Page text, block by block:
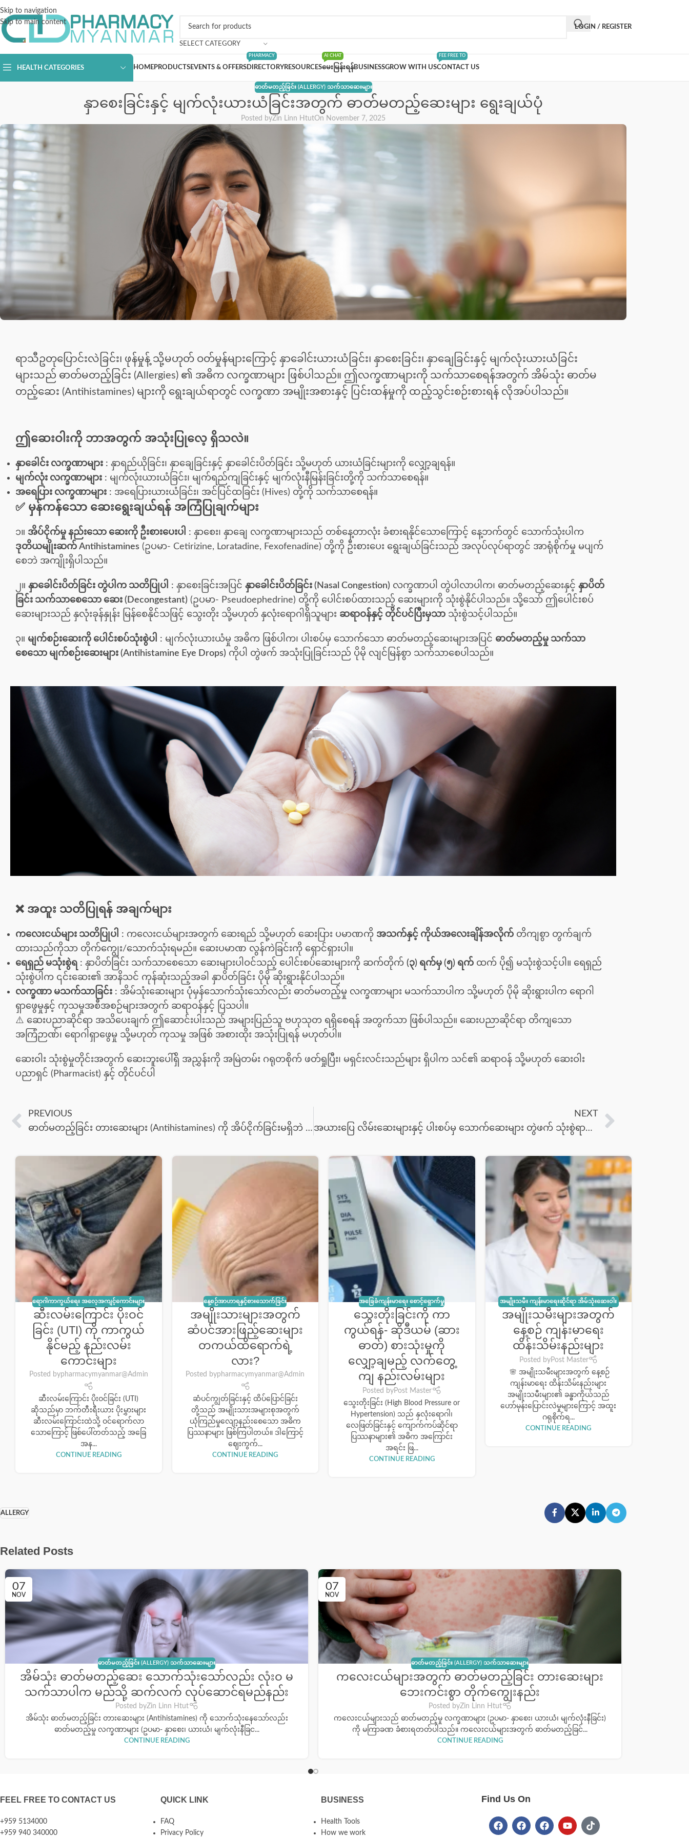
Skip to navigation
Skip to main content
SELECT CATEGORY
LOGIN / REGISTER
HEALTH CATEGORIES HOMEPRODUCTSEVENTS & OFFERSDIRECTORY
PHARMACY
RESOURCESမေးမြန်းရန်
AI CHAT
BUSINESSGROW WITH USCONTACT US
FEE FREE TO
ဓာတ်မတည့်ခြင်း (ALLERGY) သက်သာဆေးများ
နှာစေးခြင်းနှင့် မျက်လုံးယားယံခြင်းအတွက် ဓာတ်မတည့်ဆေးများ ရွေးချယ်ပုံ
Posted byZin Linn HtutOn November 7, 2025
ရာသီဥတုပြောင်းလဲခြင်း၊ ဖုန်မှုန့် သို့မဟုတ် ဝတ်မှုန်များကြောင့် နှာခေါင်းယားယံခြင်း၊ နှာစေးခြင်း၊ နှာချေခြင်းနှင့် မျက်လုံးယားယံခြင်း
များသည် ဓာတ်မတည့်ခြင်း (Allergies) ၏ အဓိက လက္ခဏာများ ဖြစ်ပါသည်။ ဤလက္ခဏာများကို သက်သာစေရန်အတွက် အိမ်သုံး ဓာတ်မ
တည့်ဆေး (Antihistamines) များကို ရွေးချယ်ရာတွင် လက္ခဏာ အမျိုးအစားနှင့် ပြင်းထန်မှုကို ထည့်သွင်းစဉ်းစားရန် လိုအပ်ပါသည်။
ဤဆေးဝါးကို ဘာအတွက် အသုံးပြုလေ့ ရှိသလဲ။
နှာခေါင်း လက္ခဏာများ : နှာရည်ယိုခြင်း၊ နှာချေခြင်းနှင့် နှာခေါင်းပိတ်ခြင်း သို့မဟုတ် ယားယံခြင်းများကို လျှော့ချရန်။
မျက်လုံး လက္ခဏာများ : မျက်လုံးယားယံခြင်း၊ မျက်ရည်ကျခြင်းနှင့် မျက်လုံးနီမြန်းခြင်းတို့ကို သက်သာစေရန်။
အရေပြား လက္ခဏာများ : အရေပြားယားယံခြင်း၊ အင်ပြင်ထခြင်း (Hives) တို့ကို သက်သာစေရန်။
✅ မှန်ကန်သော ဆေးရွေးချယ်ရန် အကြံပြုချက်များ
၁။ အိပ်ငိုက်မှု နည်းသော ဆေးကို ဦးစားပေးပါ : နှာစေး၊ နှာချေ လက္ခဏာများသည် တစ်နေ့တာလုံး ခံစားရနိုင်သောကြောင့် နေ့ဘက်တွင် သောက်သုံးပါက
ဒုတိယမျိုးဆက် Antihistamines (ဥပမာ- Cetirizine, Loratadine, Fexofenadine) တို့ကို ဦးစားပေး ရွေးချယ်ခြင်းသည် အလုပ်လုပ်ရာတွင် အာရုံစိုက်မှု မပျက်
စေဘဲ အကျိုးရှိပါသည်။
၂။ နှာခေါင်းပိတ်ခြင်း တွဲပါက သတိပြုပါ : နှာစေးခြင်းအပြင် နှာခေါင်းပိတ်ခြင်း (Nasal Congestion) လက္ခဏာပါ တွဲပါလာပါက၊ ဓာတ်မတည့်ဆေးနှင့် နှာပိတ်
ခြင်း သက်သာစေသော ဆေး (Decongestant) (ဥပမာ- Pseudoephedrine) တို့ကို ပေါင်းစပ်ထားသည့် ဆေးများကို သုံးစွဲနိုင်ပါသည်။ သို့သော် ဤပေါင်းစပ်
ဆေးများသည် နှလုံးခုန်နှုန်း မြန်စေနိုင်သဖြင့် သွေးတိုး သို့မဟုတ် နှလုံးရောဂါရှိသူများ ဆရာဝန်နှင့် တိုင်ပင်ပြီးမှသာ သုံးစွဲသင့်ပါသည်။
၃။ မျက်စဉ်းဆေးကို ပေါင်းစပ်သုံးစွဲပါ : မျက်လုံးယားယံမှု အဓိက ဖြစ်ပါက၊ ပါးစပ်မှ သောက်သော ဓာတ်မတည့်ဆေးများအပြင် ဓာတ်မတည့်မှု သက်သာ
စေသော မျက်စဉ်းဆေးများ (Antihistamine Eye Drops) ကိုပါ တွဲဖက် အသုံးပြုခြင်းသည် ပိုမို လျင်မြန်စွာ သက်သာစေပါသည်။
❌ အထူး သတိပြုရန် အချက်များ
ကလေးငယ်များ သတိပြုပါ : ကလေးငယ်များအတွက် ဆေးရည် သို့မဟုတ် ဆေးပြား ပမာဏကို အသက်နှင့် ကိုယ်အလေးချိန်အလိုက် တိကျစွာ တွက်ချက်
ထားသည်ကိုသာ တိုက်ကျွေး/သောက်သုံးရမည်။ ဆေးပမာဏ လွန်ကဲခြင်းကို ရှောင်ရှားပါ။
ရေရှည် မသုံးစွဲရ : နှာပိတ်ခြင်း သက်သာစေသော ဆေးများပါဝင်သည့် ပေါင်းစပ်ဆေးများကို ဆက်တိုက် (၃) ရက်မှ (၅) ရက် ထက် ပို၍ မသုံးစွဲသင့်ပါ။ ရေရှည်
သုံးစွဲပါက ၎င်းဆေး၏ အာနိသင် ကုန်ဆုံးသည့်အခါ နှာပိတ်ခြင်း ပိုမို ဆိုးရွားနိုင်ပါသည်။
လက္ခဏာ မသက်သာခြင်း : အိမ်သုံးဆေးများ ပုံမှန်သောက်သုံးသော်လည်း ဓာတ်မတည့်မှု လက္ခဏာများ မသက်သာပါက သို့မဟုတ် ပိုမို ဆိုးရွားပါက ရောဂါ
ရှာဖွေမှုနှင့် ကုသမှုအစီအစဉ်များအတွက် ဆရာဝန်နှင့် ပြသပါ။
⚠️ ဆေးပညာဆိုင်ရာ အသိပေးချက် ဤဆောင်းပါးသည် အများပြည်သူ ဗဟုသုတ ရရှိစေရန် အတွက်သာ ဖြစ်ပါသည်။ ဆေးပညာဆိုင်ရာ တိကျသော
အကြံဉာဏ်၊ ရောဂါရှာဖွေမှု သို့မဟုတ် ကုသမှု အဖြစ် အစားထိုး အသုံးပြုရန် မဟုတ်ပါ။
ဆေးဝါး သုံးစွဲမှုတိုင်းအတွက် ဆေးဘူးပေါ်ရှိ အညွှန်းကို အမြဲတမ်း ဂရုတစိုက် ဖတ်ရှုပြီး၊ မရှင်းလင်းသည်များ ရှိပါက သင်၏ ဆရာဝန် သို့မဟုတ် ဆေးဝါး
ပညာရှင် (Pharmacist) နှင့် တိုင်ပင်ပါ
PREVIOUS
ဓာတ်မတည့်ခြင်း တားဆေးများ (Antihistamines) ကို အိပ်ငိုက်ခြင်းမရှိဘဲ ဘေးကင်းစွာ သုံးစွဲနည်း
NEXT
အယားပြေ လိမ်းဆေးများနှင့် ပါးစပ်မှ သောက်ဆေးများ တွဲဖက် သုံးစွဲရာတွင် သတိပြုရန်
ရောဂါကာကွယ်ရေး အလေ့အကျင့်ကောင်းများ
ဆီးလမ်းကြောင်း ပိုးဝင်
ခြင်း (UTI) ကို ကာကွယ်
နိုင်မည့် နည်းလမ်း
ကောင်းများ
Posted bypharmacymyanmar@Admin
ဆီးလမ်းကြောင်း ပိုးဝင်ခြင်း (UTI)
ဆိုသည်မှာ ဘက်တီးရီးယား ပိုးမွှားများ
ဆီးလမ်းကြောင်းထဲသို့ ဝင်ရောက်လာ
သောကြောင့် ဖြစ်ပေါ်တတ်သည့် အခြေ
အန...
CONTINUE READING
နေ့စဉ်အာဟာရနှင့်စားသောက်ခြင်း
အမျိုးသားများအတွက်
ဆံပင်အားဖြည့်ဆေးများ
တကယ်ထိရောက်ရဲ့
လား?
Posted bypharmacymyanmar@Admin
ဆံပင်ကျွတ်ခြင်းနှင့် ထိပ်ပြောင်ခြင်း
တို့သည် အမျိုးသားအများစုအတွက်
ယုံကြည်မှုလျော့နည်းစေသော အဓိက
ပြဿနာများ ဖြစ်ကြပါတယ်။ ဒါကြောင့်
ဈေးကွက်...
CONTINUE READING
အခြေခံကျန်းမာရေး စောင့်ရှောက်မှု
သွေးတိုးခြင်းကို ကာ
ကွယ်ရန်- ဆိုဒီယမ် (ဆား
ဓာတ်) စားသုံးမှုကို
လျှော့ချမည့် လက်တွေ့
ကျ နည်းလမ်းများ
Posted byPost Master
သွေးတိုးခြင်း (High Blood Pressure or
Hypertension) သည် နှလုံးရောဂါ၊
လေဖြတ်ခြင်းနှင့် ကျောက်ကပ်ဆိုင်ရာ
ပြဿနာများ၏ အဓိက အကြောင်း
အရင်း ဖြ...
CONTINUE READING
အမျိုးသမီး ကျန်းမာရေးဆိုင်ရာ အိမ်သုံးဆေးဝါး
အချို့
အမျိုးသမီးများအတွက်
နေ့စဉ် ကျန်းမာရေး
ထိန်းသိမ်းနည်းများ
Posted byPost Master
🌸 အမျိုးသမီးများအတွက် နေ့စဉ်
ကျန်းမာရေး ထိန်းသိမ်းနည်းများ
အမျိုးသမီးများ၏ ခန္ဓာကိုယ်သည်
ဟော်မုန်းပြောင်းလဲမှုများကြောင့် အထူး
ဂရုစိုက်ရ...
CONTINUE READING
ALLERGY
Related Posts
07
NOV
ဓာတ်မတည့်ခြင်း (ALLERGY) သက်သာဆေးများ
အိမ်သုံး ဓာတ်မတည့်ဆေး သောက်သုံးသော်လည်း လုံးဝ မ
သက်သာပါက မည်သို့ ဆက်လက် လုပ်ဆောင်ရမည်နည်း
Posted byZin Linn Htut
အိမ်သုံး ဓာတ်မတည့်ခြင်း တားဆေးများ (Antihistamines) ကို သောက်သုံးနေသော်လည်း
ဓာတ်မတည့်မှု လက္ခဏာများ (ဥပမာ- နှာစေး၊ ယားယံ၊ မျက်လုံးနီခြင...
CONTINUE READING
07
NOV
ဓာတ်မတည့်ခြင်း (ALLERGY) သက်သာဆေးများ
ကလေးငယ်များအတွက် ဓာတ်မတည့်ခြင်း တားဆေးများ
ဘေးကင်းစွာ တိုက်ကျွေးနည်း
Posted byZin Linn Htut
ကလေးငယ်များသည် ဓာတ်မတည့်မှု လက္ခဏာများ (ဥပမာ- နှာစေး၊ ယားယံ၊ မျက်လုံးနီခြင်း)
ကို မကြာခဏ ခံစားရတတ်ပါသည်။ ကလေးငယ်များအတွက် ဓာတ်မတည့်ခြင်...
CONTINUE READING
FEEL FREE TO CONTACT US
+959 5134000
+959 940 340000
QUICK LINK
FAQ
Privacy Policy
BUSINESS
Health Tools
How we work
Find Us On